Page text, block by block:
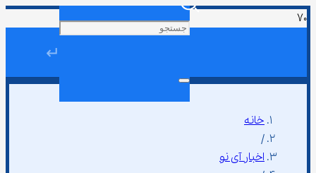
↵
خانه
/
اخبار آی نو